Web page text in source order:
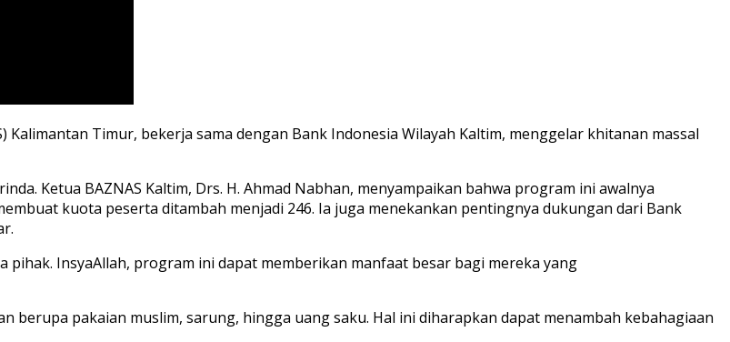
Kalimantan Timur, bekerja sama dengan Bank Indonesia Wilayah Kaltim, menggelar khitanan massal
Ketua BAZNAS Kaltim, Drs. H. Ahmad Nabhan, menyampaikan bahwa program ini awalnya
kuota peserta ditambah menjadi 246. Ia juga menekankan pentingnya dukungan dari Bank
InsyaAllah, program ini dapat memberikan manfaat besar bagi mereka yang
berupa pakaian muslim, sarung, hingga uang saku. Hal ini diharapkan dapat menambah kebahagiaan